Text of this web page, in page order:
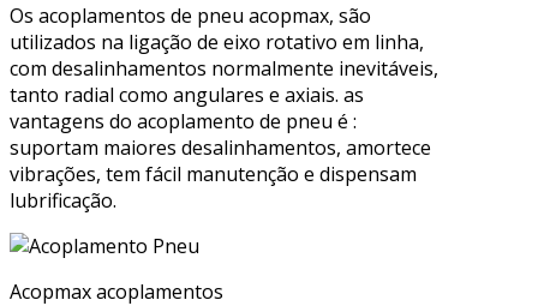
Os acoplamentos de pneu acopmax, são
utilizados na ligação de eixo rotativo em linha,
com desalinhamentos normalmente inevitáveis,
tanto radial como angulares e axiais. as
vantagens do acoplamento de pneu é :
suportam maiores desalinhamentos, amortece
vibrações, tem fácil manutenção e dispensam
lubrificação.
Acopmax acoplamentos